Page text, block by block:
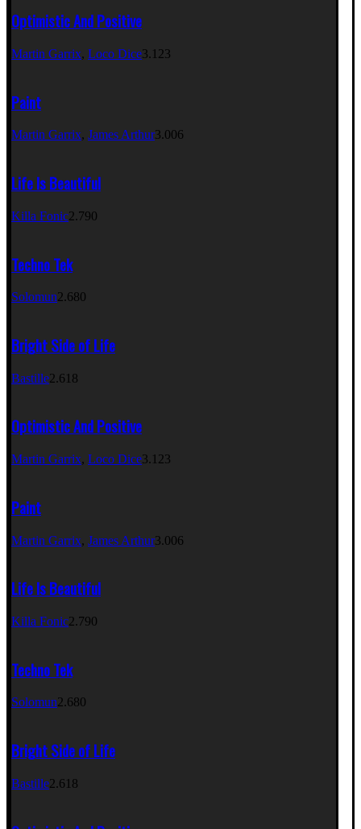
Optimistic And Positive
Martin Garrix, Loco Dice3.123
Paint
Martin Garrix, James Arthur3.006
Life Is Beautiful
Killa Fonic2.790
Techno Tek
Solomun2.680
Bright Side of Life
Bastille2.618
Optimistic And Positive
Martin Garrix, Loco Dice3.123
Paint
Martin Garrix, James Arthur3.006
Life Is Beautiful
Killa Fonic2.790
Techno Tek
Solomun2.680
Bright Side of Life
Bastille2.618